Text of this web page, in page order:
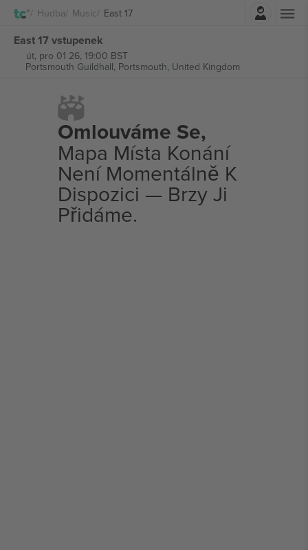
Hudba Music East 17
East 17 vstupenek
út, pro 01 26, 19:00 BST
Portsmouth Guildhall, Portsmouth, United Kingdom
Omlouváme Se,
Mapa Místa Konání
Není Momentálně K
Dispozici — Brzy Ji
Přidáme.